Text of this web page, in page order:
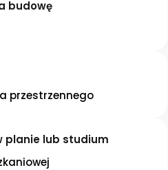
budowę
przestrzennego
planie lub studium